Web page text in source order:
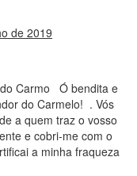
de 2019
do Carmo Ó bendita e
do Carmelo! . Vós
a quem traz o vosso
e cobri-me com o
a minha fraqueza